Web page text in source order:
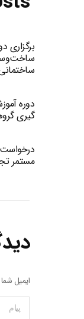
دوره
گیری
درخواست
مستمر
ایمیل
پیام